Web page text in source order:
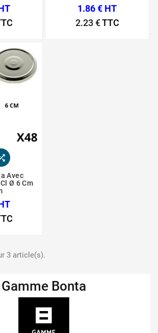
1.86 € HT
2.23 €TTC
Avec
Ø 6 Cm
3 article(s).
Gamme Bonta